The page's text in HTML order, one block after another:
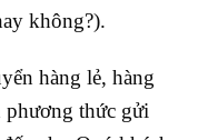
không?).
hàng lẻ, hàng
phương thức gửi